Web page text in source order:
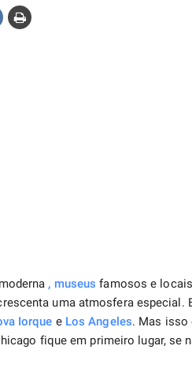
, museus famosos e
uma atmosfera especial.
Iorque e Los Angeles. Mas isso
fique em primeiro lugar, se